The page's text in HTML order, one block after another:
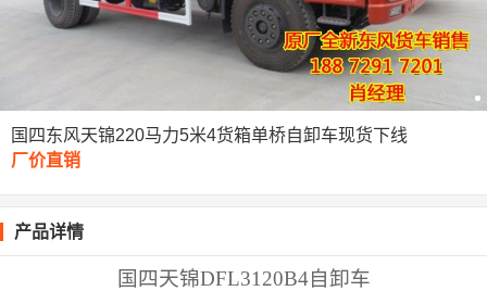
国四东风天锦220马力5米4货箱单桥自卸车现货下线
厂价直销
产品详情
国四天锦DFL3120B4自卸车